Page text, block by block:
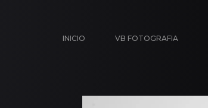
INICIO VB FOTOGRAFIA